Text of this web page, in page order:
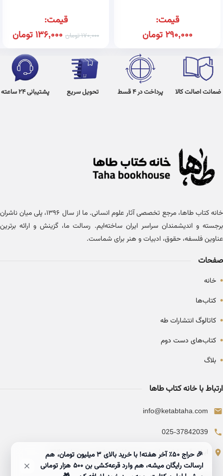
قیمت:
290,000تومان
قیمت:
170,000تومان 136,000تومان
ضمانت اصالت کالا پرداخت در 4 قسط تحویل سریع پشتیبانی 24 ساعته
خانه کتاب طاها، مرجع تخصصی آثار علوم انسانی. ما از سال ۱۳۹۶، پلی میان ناشران
برجسته و اندیشمندان سراسر ایران ساخته‌ایم. رسالت ما، گزینش و ارائه برترین
عناوین فلسفه، حقوق، ادبیات و هنر برای شماست.
صفحات
• خانه
• کتاب‌ها
• کاتالوگ انتشارات طه
• کتاب‌های دست دوم
• بلاگ
ارتباط با خانه کتاب طاها
info@ketabtaha.com
025-37842039
ایران، قم، بلوار معلم، مجتمع ناشران، طبقه سوم، واحد ۳۱۴
🎉 حراج ۵۰٪ آخر هفته! با خرید بالای 3 میلیون تومان، هم
ارسالت رایگان میشه، هم وارد قرعه‌کشی بن ۵۰۰ هزار تومانی